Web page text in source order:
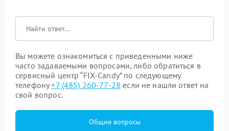
Вы можете ознакомиться с приведенными ниже
часто задаваемыми вопросами, либо обратиться в
сервисный центр “FIX-Candy” по следующему
телефону+7 (485) 260-77-28 если не нашли ответ на
свой вопрос.
Общие вопросы